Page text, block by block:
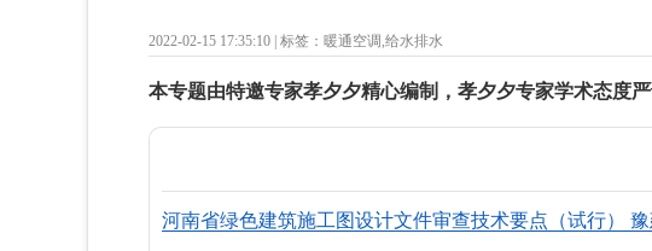
2022-02-15 17:35:10 | 标签：暖通空调,给水排水
本专题由特邀专家孝夕夕精心编制，孝夕夕专家学术态度
河南省绿色建筑施工图设计文件审查技术要点（试行）